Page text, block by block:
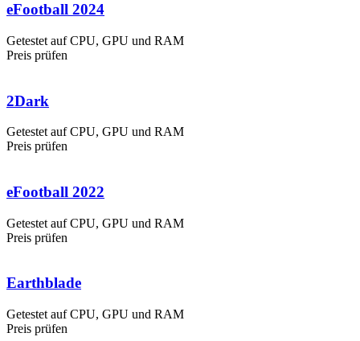
eFootball 2024
Getestet auf CPU, GPU und RAM
Preis prüfen
2Dark
Getestet auf CPU, GPU und RAM
Preis prüfen
eFootball 2022
Getestet auf CPU, GPU und RAM
Preis prüfen
Earthblade
Getestet auf CPU, GPU und RAM
Preis prüfen